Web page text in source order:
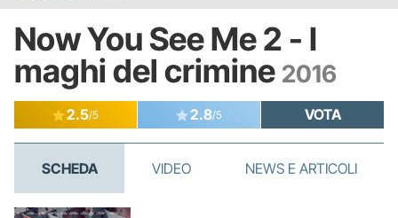
Now You See Me 2 - I
maghi del crimine 2016
2.5/5 2.8/5 VOTA
SCHEDA VIDEO NEWS E ARTICOLI